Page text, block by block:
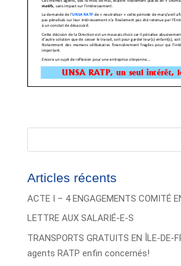
Articles récents
ACTE I – 4 ENGAGEMENTS COMITÉ
LETTRE AUX SALARIÉ-E-S
TRANSPORTS GRATUITS EN ÎLE-DE-
agents RATP enfin concernés!